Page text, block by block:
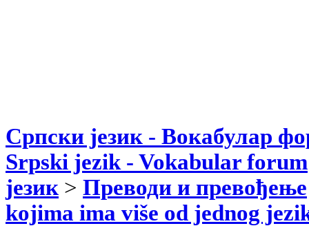
Српски језик - Вокабулар
Srpski jezik - Vokabular forum
језик > Преводи и превођење
kojima ima više od jednog